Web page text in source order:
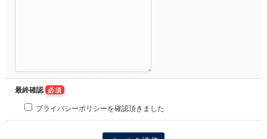
最終確認 必須
プライバシーポリシーを確認頂きました